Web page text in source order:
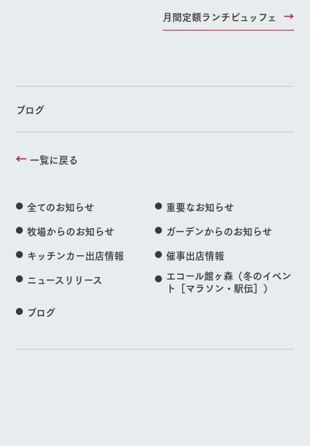
月間定額ランチビュッフェ
ブログ
一覧に戻る
全てのお知らせ
重要なお知らせ
牧場からのお知らせ
ガーデンからのお知らせ
キッチンカー出店情報
催事出店情報
ニュースリリース
エコール館ヶ森（冬のイベン
ト［マラソン・駅伝］）
ブログ